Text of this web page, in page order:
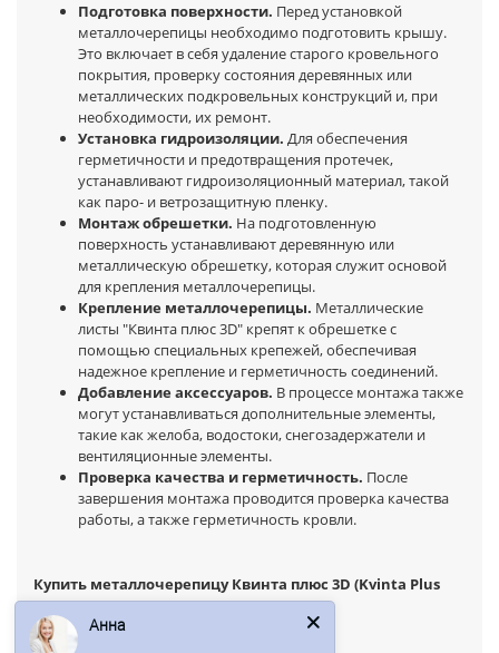
Подготовка поверхности. Перед установкой
металлочерепицы необходимо подготовить крышу.
Это включает в себя удаление старого кровельного
покрытия, проверку состояния деревянных или
металлических подкровельных конструкций и, при
необходимости, их ремонт.
Установка гидроизоляции. Для обеспечения
герметичности и предотвращения протечек,
устанавливают гидроизоляционный материал, такой
как паро- и ветрозащитную пленку.
Монтаж обрешетки. На подготовленную
поверхность устанавливают деревянную или
металлическую обрешетку, которая служит основой
для крепления металлочерепицы.
Крепление металлочерепицы. Металлические
листы "Квинта плюс 3D" крепят к обрешетке с
помощью специальных крепежей, обеспечивая
надежное крепление и герметичность соединений.
Добавление аксессуаров. В процессе монтажа также
могут устанавливаться дополнительные элементы,
такие как желоба, водостоки, снегозадержатели и
вентиляционные элементы.
Проверка качества и герметичность. После
завершения монтажа проводится проверка качества
работы, а также герметичность кровли.
Купить металлочерепицу Квинта плюс 3D (Kvinta Plus
3D) от производителя.
Анна